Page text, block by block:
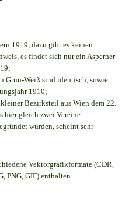
1919, dazu gibt es keinen
es findet sich nur ein Asperner
;
Grün-Weiß sind identisch, sowie
1910;
Bezirksteil aus Wien dem 22.
hier gleich zwei Vereine
wurden, scheint sehr
Vektorgrafikformate (CDR,
PNG, GIF) enthalten.